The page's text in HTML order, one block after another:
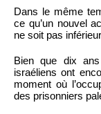
Dans le même
ce qu’un nouvel
ne soit pas
Bien que dix ans
israéliens ont
moment où
des prisonniers